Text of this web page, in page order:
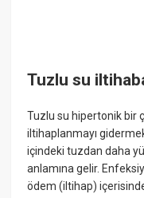
Tuzlu su
Tuzlu su hipertonik bir
iltihaplanmayı
içindeki tuzdan daha
anlamına gelir.
ödem (iltihap)